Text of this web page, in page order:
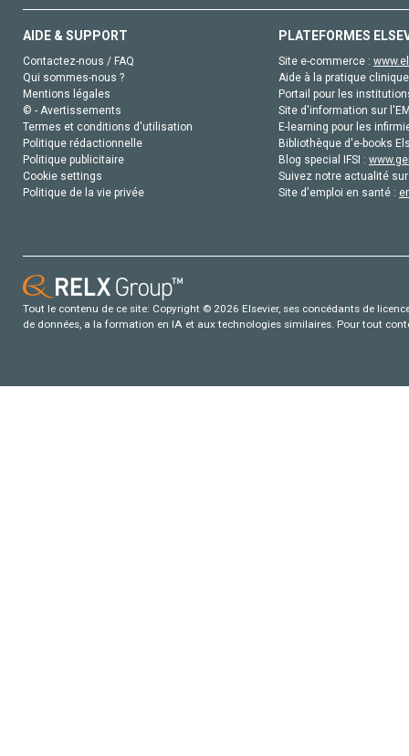
AIDE & SUPPORT
Contactez-nous / FAQ
Qui sommes-nous ?
Mentions légales
© - Avertissements
Termes et conditions d'utilisation
Politique rédactionnelle
Politique publicitaire
Cookie settings
Politique de la vie privée
PLATEFORMES
Site e-commerce :
Aide à la pratique
Portail pour les
Site d'information sur
E-learning pour les
Bibliothèque d'e-books
Blog special IFSI :
Suivez notre actualité
Site d'emploi en santé :
Tout le contenu de ce site: Copyright © 2026 Elsevier, ses concédants de
de données, a la formation en IA et aux technologies similaires. Pour tout